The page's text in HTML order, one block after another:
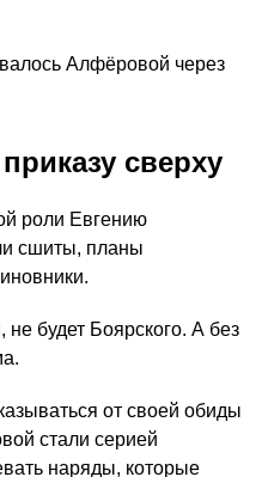
Алфёровой через
сверху
роли Евгению
сшиты, планы
будет Боярского. А без
от своей обиды
стали серией
наряды, которые